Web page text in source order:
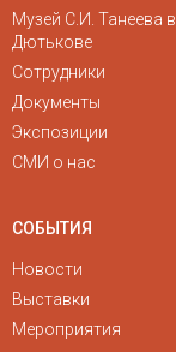
Музей С.И. Танеева в
Дютькове
Сотрудники
Документы
Экспозиции
СМИ о нас
СОБЫТИЯ
Новости
Выставки
Мероприятия